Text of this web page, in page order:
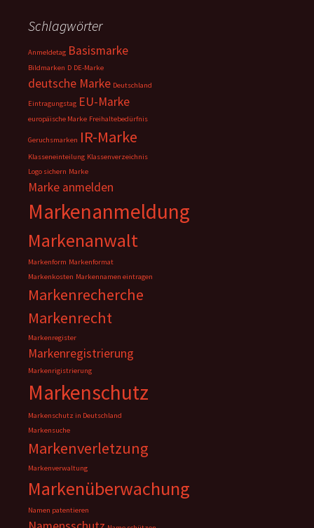
Schlagwörter
Anmeldetag Basismarke
Bildmarken D DE-Marke
deutsche Marke Deutschland
Eintragungstag EU-Marke
europäische Marke Freihaltebedürfnis
Geruchsmarken IR-Marke
Klasseneinteilung Klassenverzeichnis
Logo sichern Marke
Marke anmelden
Markenanmeldung
Markenanwalt
Markenform Markenformat
Markenkosten Markennamen eintragen
Markenrecherche
Markenrecht
Markenregister
Markenregistrierung
Markenrigistrierung
Markenschutz
Markenschutz in Deutschland
Markensuche
Markenverletzung
Markenverwaltung
Markenüberwachung
Namen patentieren